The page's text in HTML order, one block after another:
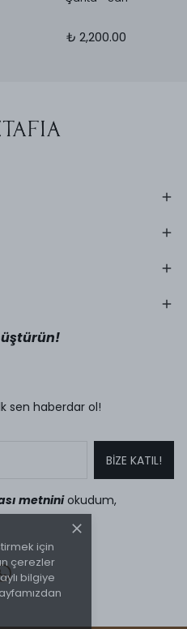
için
çerezler
bilgiye
₺ 2,200.00
sen haberdar ol!
BİZE KATIL!
metniniokudum,